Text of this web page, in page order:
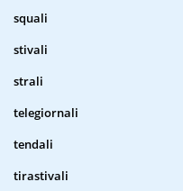
squali
stivali
strali
telegiornali
tendali
tirastivali